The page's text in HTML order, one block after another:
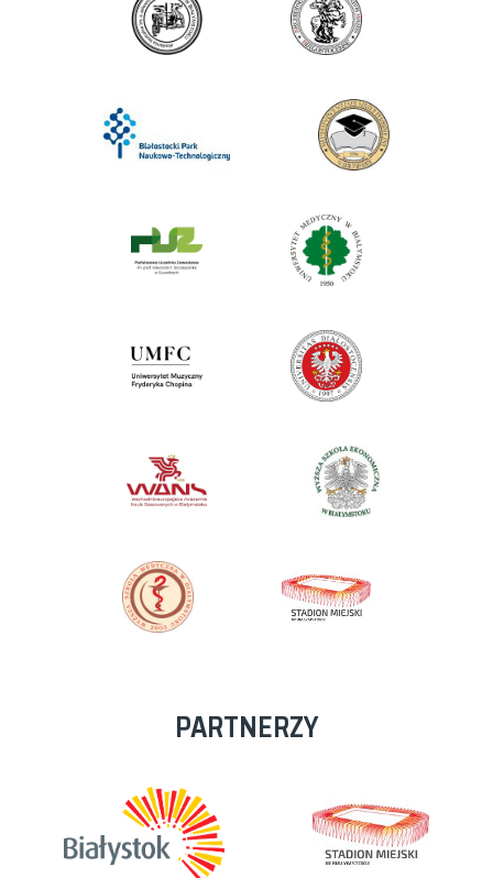
PARTNERZY